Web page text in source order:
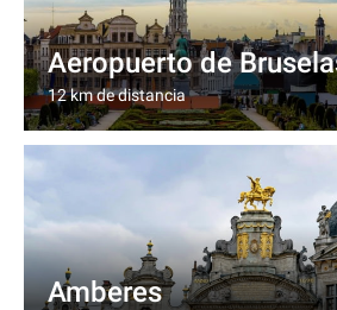
Aeropuerto de
12 km de distancia
Amberes